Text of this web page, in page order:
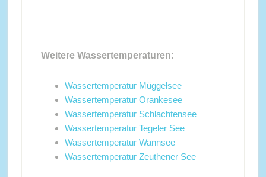
Weitere Wassertemperaturen:
Wassertemperatur Müggelsee
Wassertemperatur Orankesee
Wassertemperatur Schlachtensee
Wassertemperatur Tegeler See
Wassertemperatur Wannsee
Wassertemperatur Zeuthener See